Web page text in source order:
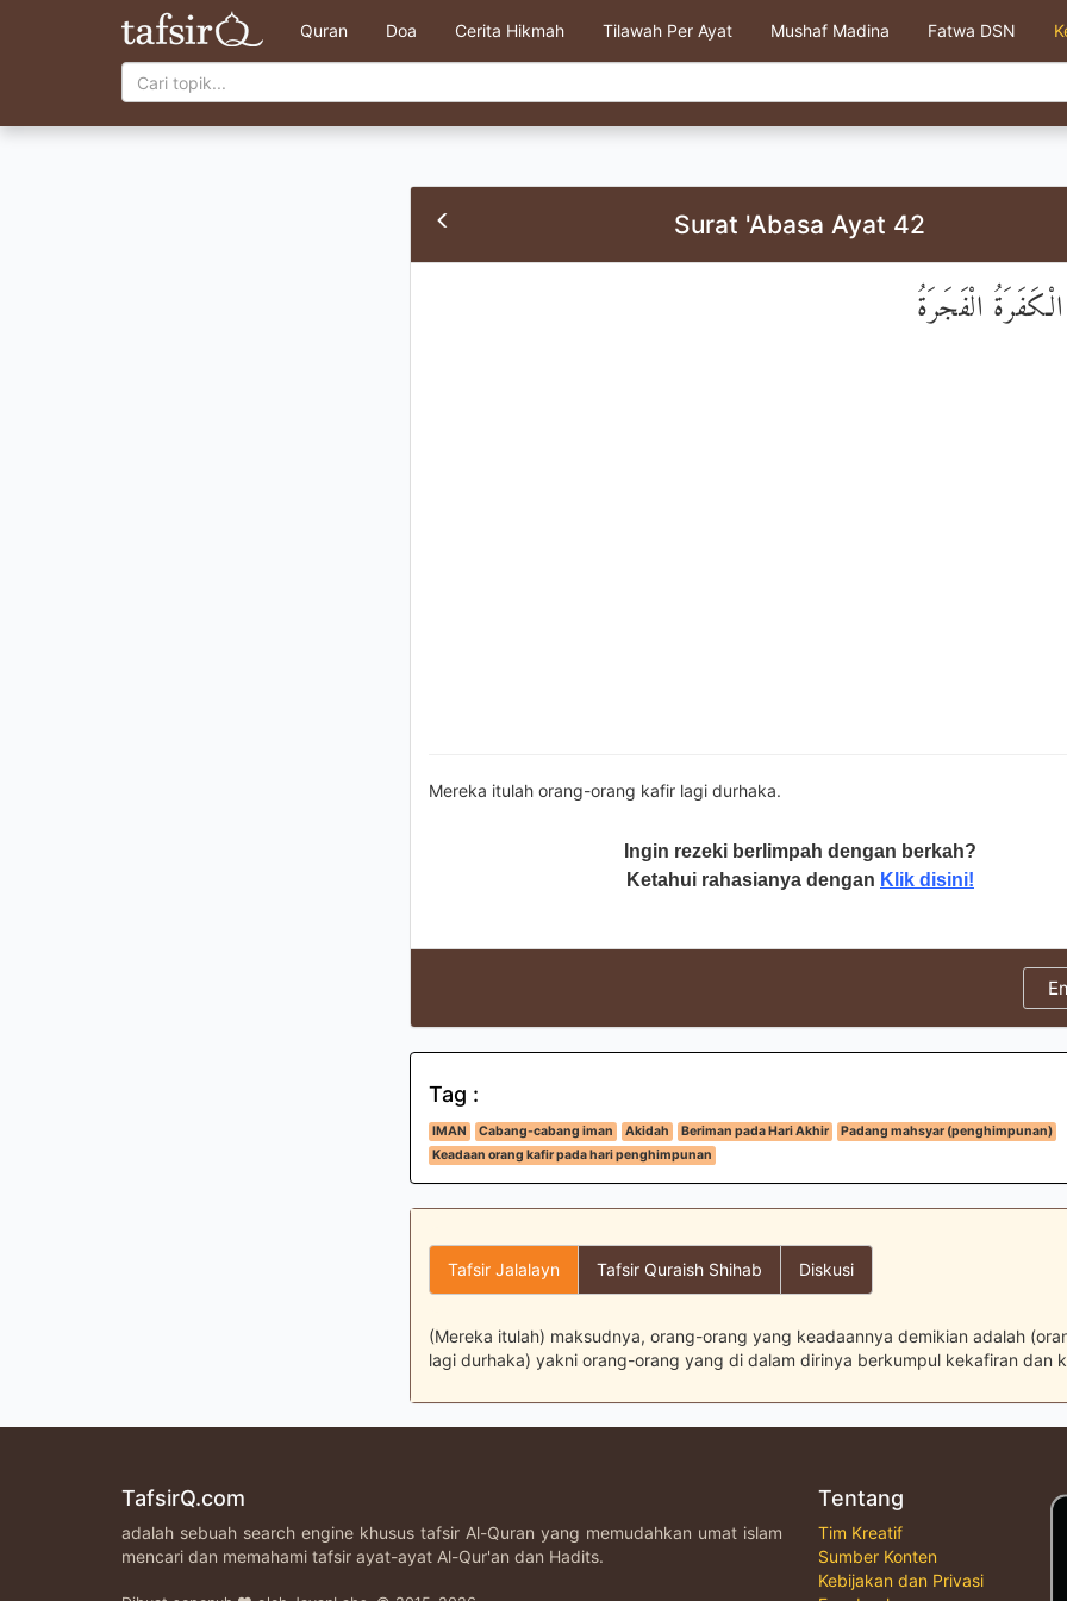
Quran Doa Cerita Hikmah Tilawah Per Ayat Mushaf Madina Fatwa DSN
Surat 'Abasa Ayat 42
الْفَجَرَةُ
Mereka itulah orang-orang kafir lagi durhaka.
Ingin rezeki berlimpah dengan berkah?
Ketahui rahasianya dengan Klik disini!
Tag :
IMAN Cabang-cabang iman Akidah Beriman pada Hari Akhir
Padang mahsyar (penghimpunan)
Keadaan orang kafir pada hari penghimpunan
Tafsir Jalalayn Tafsir Quraish Shihab Diskusi
(Mereka itulah) maksudnya, orang-orang yang keadaannya demikian adalah
lagi durhaka) yakni orang-orang yang di dalam dirinya berkumpul kekafiran dan
TafsirQ.com
adalah sebuah search engine khusus tafsir Al-Quran yang memudahkan umat islam
mencari dan memahami tafsir ayat-ayat Al-Qur'an dan Hadits.
Tentang
Tim Kreatif
Sumber Konten
Kebijakan dan Privasi